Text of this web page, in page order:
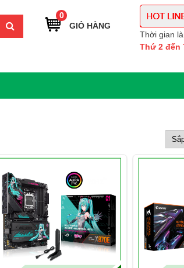
Thời gian
Thứ 2 đến
0
GIỎ HÀNG